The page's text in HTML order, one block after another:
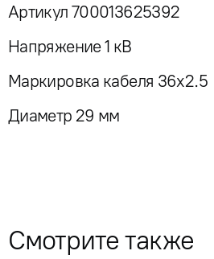
Артикул 700013625392
Напряжение 1 кВ
Маркировка кабеля 36x2.5
Диаметр 29 мм
Смотрите также